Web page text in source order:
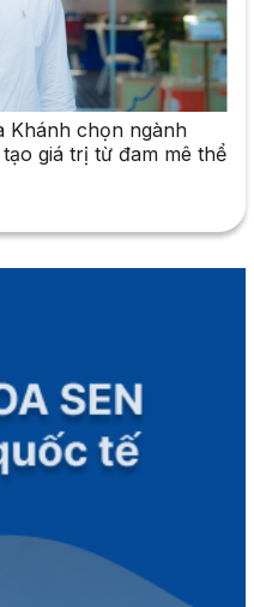
Khánh chọn ngành
giá trị từ đam mê thể